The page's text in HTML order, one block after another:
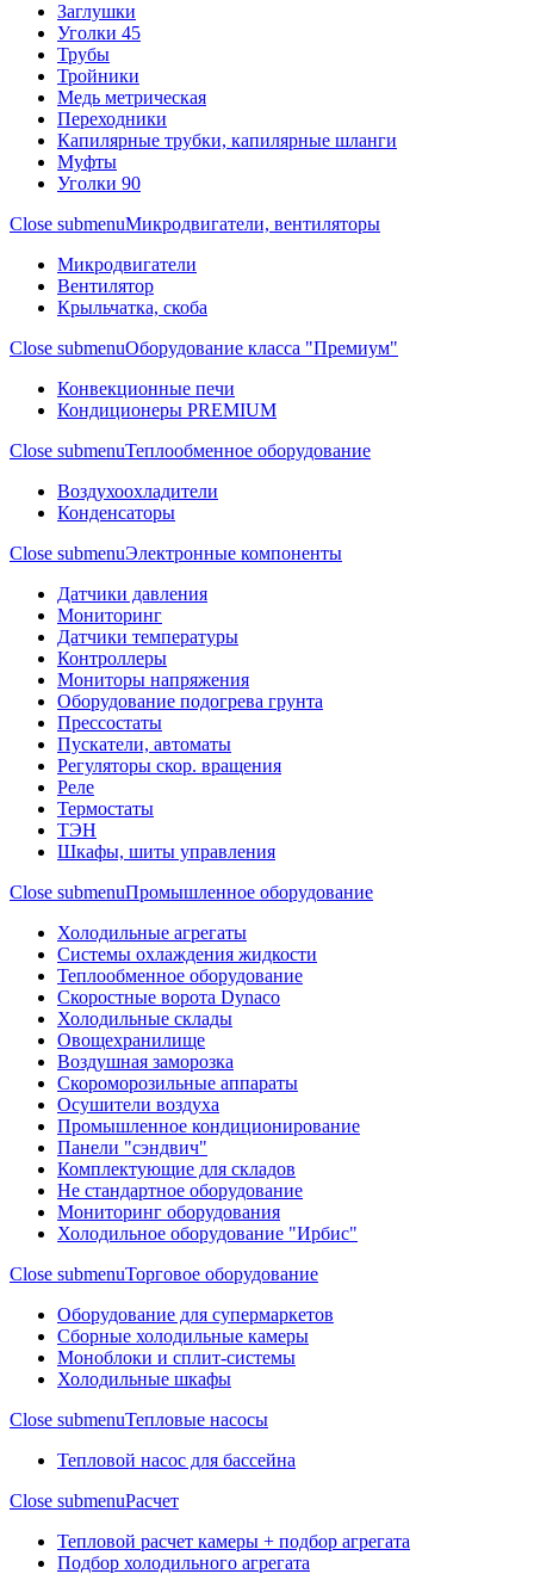
Заглушки
Уголки 45
Трубы
Тройники
Медь метрическая
Переходники
Капилярные трубки, капилярные шланги
Муфты
Уголки 90
Close submenuМикродвигатели, вентиляторы
Микродвигатели
Вентилятор
Крыльчатка, скоба
Close submenuОборудование класса "Премиум"
Конвекционные печи
Кондиционеры PREMIUM
Close submenuТеплообменное оборудование
Воздухоохладители
Конденсаторы
Close submenuЭлектронные компоненты
Датчики давления
Мониторинг
Датчики температуры
Контроллеры
Мониторы напряжения
Оборудование подогрева грунта
Прессостаты
Пускатели, автоматы
Регуляторы скор. вращения
Реле
Термостаты
ТЭН
Шкафы, шиты управления
Close submenuПромышленное оборудование
Холодильные агрегаты
Системы охлаждения жидкости
Теплообменное оборудование
Скоростные ворота Dynaco
Холодильные склады
Овощехранилище
Воздушная заморозка
Скороморозильные аппараты
Осушители воздуха
Промышленное кондиционирование
Панели "сэндвич"
Комплектующие для складов
Не стандартное оборудование
Мониторинг оборудования
Холодильное оборудование "Ирбис"
Close submenuТорговое оборудование
Оборудование для супермаркетов
Сборные холодильные камеры
Моноблоки и сплит-системы
Холодильные шкафы
Close submenuТепловые насосы
Тепловой насос для бассейна
Close submenuРасчет
Тепловой расчет камеры + подбор агрегата
Подбор холодильного агрегата